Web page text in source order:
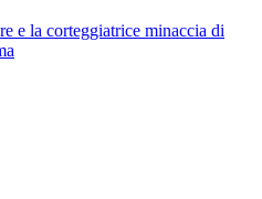
e la corteggiatrice minaccia di